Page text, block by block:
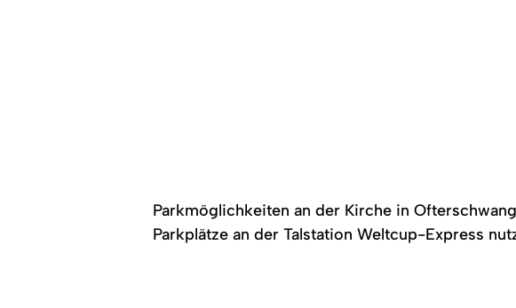
Parkmöglichkeiten an der Kirche in
Parkplätze an der Talstation Weltcup-Express